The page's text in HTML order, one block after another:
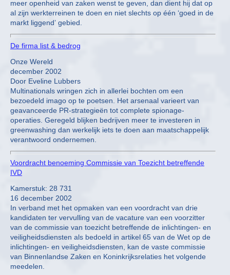
meer openheid van zaken wenst te geven, dan dient hij dat op
al zijn werkterreinen te doen en niet slechts op één ‘goed in de
markt liggend’ gebied.
De firma list & bedrog
Onze Wereld
december 2002
Door Eveline Lubbers
Multinationals wringen zich in allerlei bochten om een
bezoedeld imago op te poetsen. Het arsenaal varieert van
geavanceerde PR-strategieën tot complete spionage-
operaties. Geregeld blijken bedrijven meer te investeren in
greenwashing dan werkelijk iets te doen aan maatschappelijk
verantwoord ondernemen.
Voordracht benoeming Commissie van Toezicht betreffende
IVD
Kamerstuk: 28 731
16 december 2002
In verband met het opmaken van een voordracht van drie
kandidaten ter vervulling van de vacature van een voorzitter
van de commissie van toezicht betreffende de inlichtingen- en
veiligheidsdiensten als bedoeld in artikel 65 van de Wet op de
inlichtingen- en veiligheidsdiensten, kan de vaste commissie
van Binnenlandse Zaken en Koninkrijksrelaties het volgende
meedelen.